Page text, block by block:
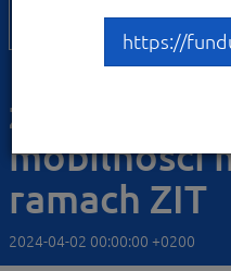
Działanie
mobilności
ramach ZIT
2024-04-02 00:00:00 +0200
https://